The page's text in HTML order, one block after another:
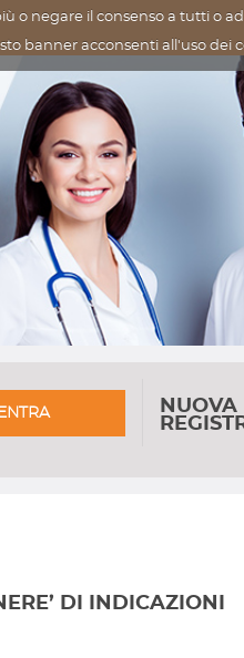
o negare il consenso a tutti o
banner acconsenti all'uso dei
ENTRA
NUOVA
DI INDICAZIONI